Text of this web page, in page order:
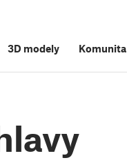
3D modely Komunita